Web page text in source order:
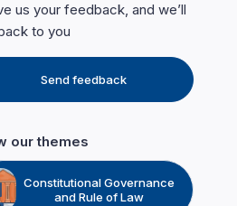
us your feedback, and we’ll
to you
Send feedback
our themes
Constitutional Governance
and Rule of Law